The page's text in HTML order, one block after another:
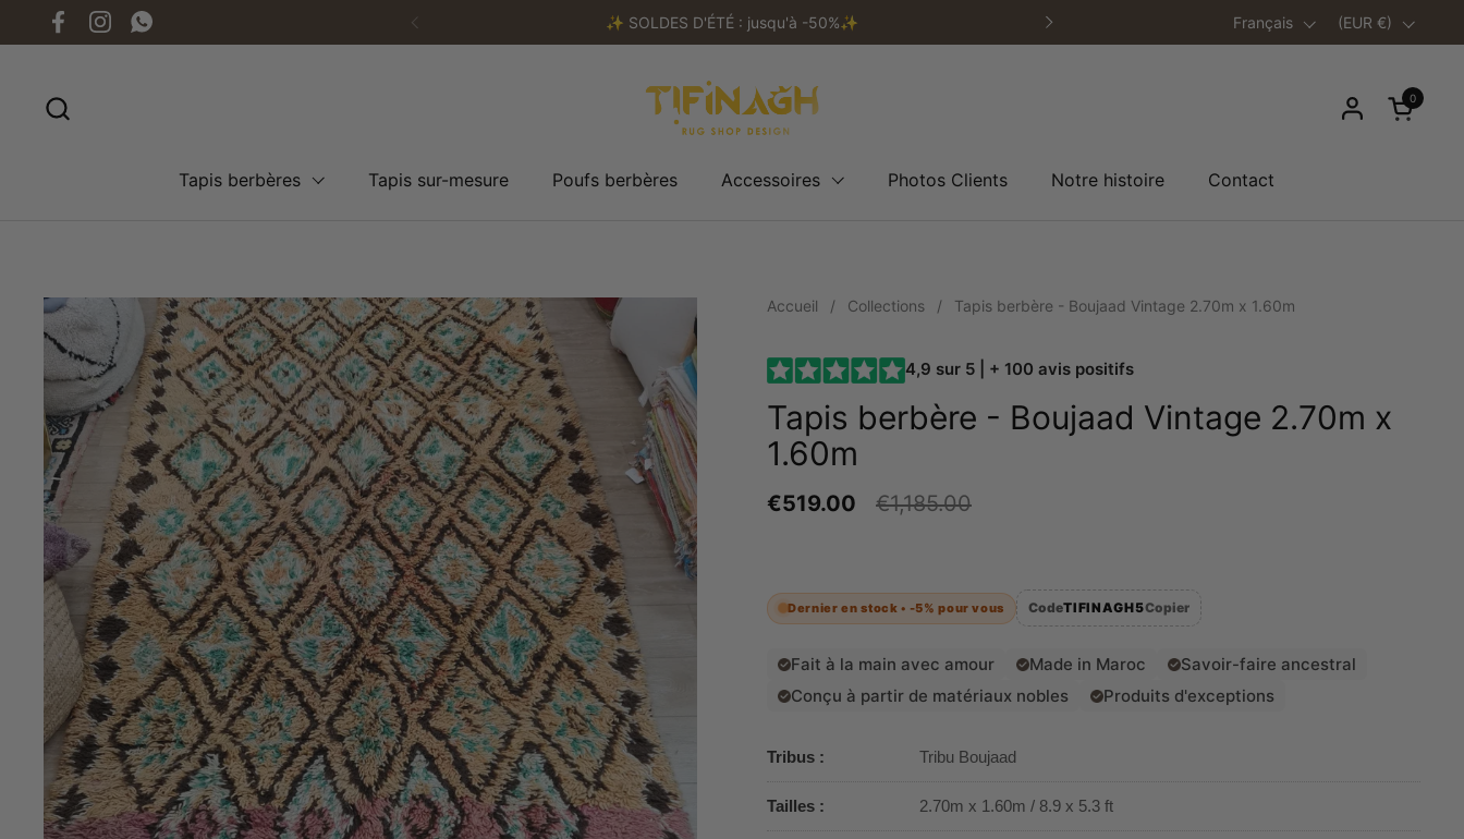
Passer au contenu
Facebook
InstagramWhatsApp
✨️ SOLDES D'ÉTÉ : jusqu'à -50%✨️ ✨️ Livraison offerte en France dès
Suivant
Langue
Français Pays/région
(EUR €)
Ouvrir le
0
Tapis berbères Tapis sur-mesure Poufs berbères Accessoires Photos Clients Notre histoire Contact
Accueil / Collections / Tapis berbère - Boujaad Vintage 2.70m x 1.60m
4,9 sur 5 | + 100 avis positifs
Tapis berbère - Boujaad Vintage 2.70m x
1.60m
€519.00 €1,185.00
Dernier en stock • -5% pour vous CodeTIFINAGH5Copier
Fait à la main avec amour Made in Maroc
Savoir-faire ancestral
Conçu à partir de matériaux nobles
Produits d'exceptions
Tribus : Tribu Boujaad
Tailles : 2.70m x 1.60m / 8.9 x 5.3 ft